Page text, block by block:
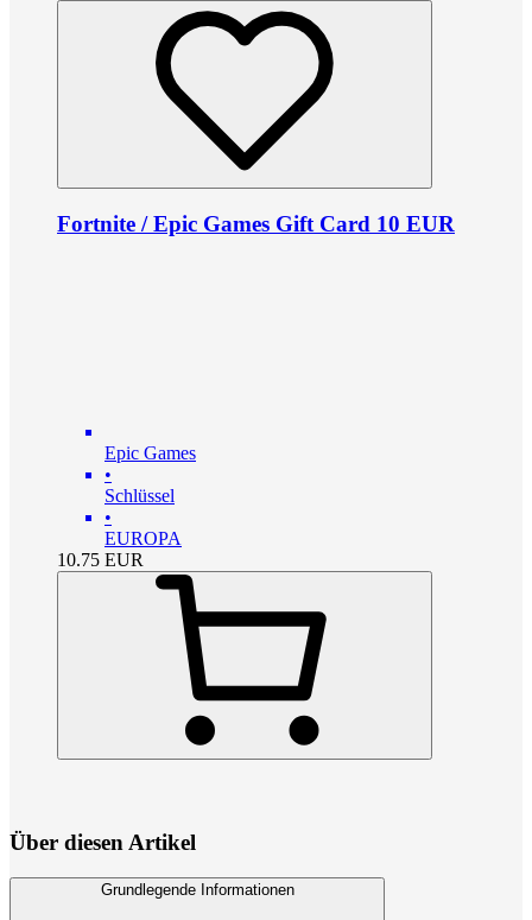
Fortnite / Epic Games Gift Card 10 EUR
Epic Games
•
Schlüssel
•
EUROPA
10.75 EUR
Über diesen Artikel
Grundlegende Informationen